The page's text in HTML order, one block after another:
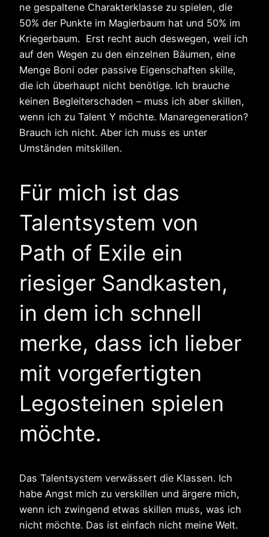
ne gespaltene Charakterklasse zu spielen, die
50% der Punkte im Magierbaum hat und 50% im
Kriegerbaum. Erst recht auch deswegen, weil ich
auf den Wegen zu den einzelnen Bäumen, eine
Menge Boni oder passive Eigenschaften skille,
die ich überhaupt nicht benötige. Ich brauche
keinen Begleiterschaden – muss ich aber skillen,
wenn ich zu Talent Y möchte. Manaregeneration?
Brauch ich nicht. Aber ich muss es unter
Umständen mitskillen.
Für mich ist das
Talentsystem von
Path of Exile ein
riesiger Sandkasten,
in dem ich schnell
merke, dass ich lieber
mit vorgefertigten
Legosteinen spielen
möchte.
Das Talentsystem verwässert die Klassen. Ich
habe Angst mich zu verskillen und ärgere mich,
wenn ich zwingend etwas skillen muss, was ich
nicht möchte. Das ist einfach nicht meine Welt.